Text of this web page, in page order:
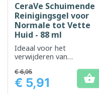
CeraVe Schuimende
Reinigingsgel voor
Normale tot Vette
Huid - 88 ml
Ideaal voor het
verwijderen van
talg en make-up op de
gevoelige huid
Prijs
€ 6,95
€ 5,91 